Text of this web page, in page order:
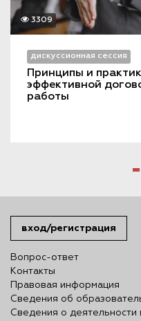
3309
дискуссионная сессия
Принципы и
эффективной
работы
вход/регистрация
Вопрос-ответ
Контакты
Правовая информация
Сведения об
Сведения о